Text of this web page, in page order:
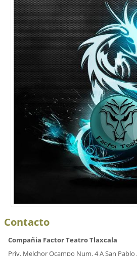
Contacto
Compañia Factor Teatro Tlaxcala
Priv. Melchor Ocampo Num. 4 A San